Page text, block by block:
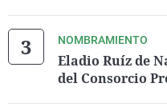
NOMBRAMIENTO
Eladio Ruíz de
del Consorcio